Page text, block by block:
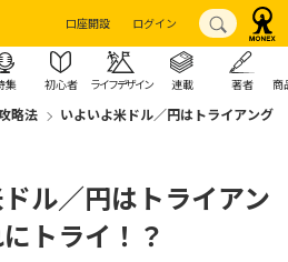
口座開設 ログイン
集 初心者 ライフデザイン 連載 著者 商
略法
いよいよ米ドル／円はトライアング
ル／円はトライアン
トライ！？